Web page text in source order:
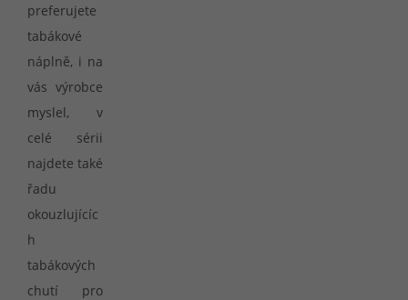
preferujete
tabákové
náplně, i na
vás výrobce
myslel, v
celé sérii
najdete také
řadu
okouzlujícíc
h
tabákových
chutí pro